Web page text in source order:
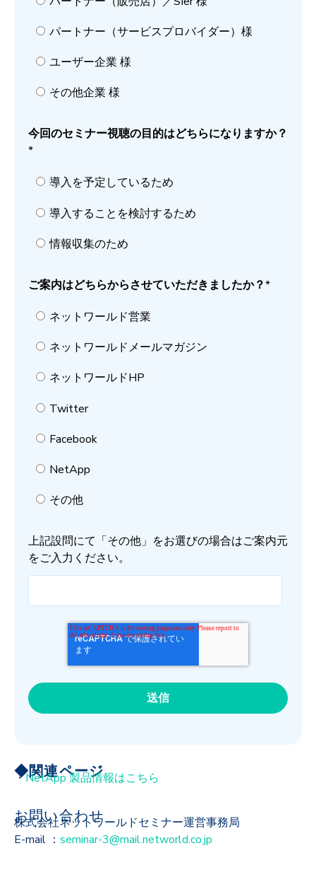
パートナー（サービスプロバイダー）様
ユーザー企業 様
その他企業 様
今回のセミナー視聴の目的はどちらになりますか？
*
導入を予定しているため
導入することを検討するため
情報収集のため
ご案内はどちらからさせていただきましたか？*
ネットワールド営業
ネットワールドメールマガジン
ネットワールドHP
Twitter
Facebook
NetApp
その他
上記設問にて「その他」をお選びの場合はご案内元
をご入力ください。
◆関連ページ
・NetApp 製品情報はこちら
お問い合わせ
株式会社ネットワールドセミナー運営事務局
E-mail ： seminar-3@mail.networld.co.jp